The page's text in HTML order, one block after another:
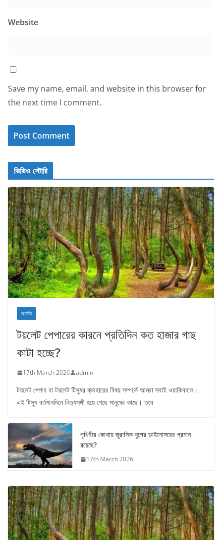
Website
Save my name, email, and website in this browser for
the next time I comment.
ভিডিও স্টোরি
অফবিট
টয়লেট পেপারের কারনে প্রতিদিন কত হাজার গাছ
কাটা হচ্ছে?
17th March 2026 admin
টয়লেট পেপার বা টয়লেট টিস্যুর ব্যবহারের বিষয় সম্পর্কে আমরা সবাই ওয়াকিবহাল।
এই টিস্যু বর্তমানদিনে নিত্যসঙ্গী হয়ে গেছে মানুষের কাছে। তবে
পৃথিবীর কোথায় জুরাসিক যুগের ডাইনোসরের প্রমান
রয়েছে?
17th March 2026